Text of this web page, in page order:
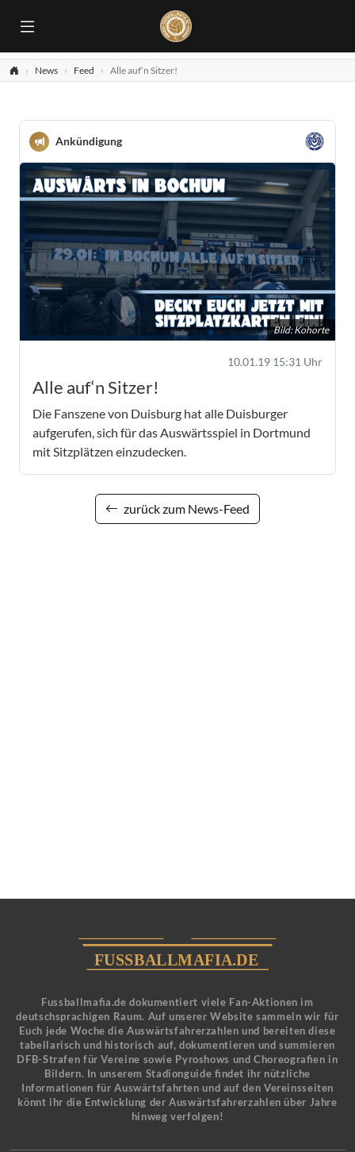
News Feed Alle auf‘n Sitzer!
Ankündigung
Bild: Kohorte
10.01.19 15:31 Uhr
Alle auf‘n Sitzer!
Die Fanszene von Duisburg hat alle Duisburger
aufgerufen, sich für das Auswärtsspiel in Dortmund
mit Sitzplätzen einzudecken.
zurück zum News-Feed
Fussballmafia.de dokumentiert viele Fan-Aktionen im
deutschsprachigen Raum. Auf unserer Website sammeln wir für
Euch jede Woche die Auswärtsfahrerzahlen und bereiten diese
tabellarisch und historisch auf, dokumentieren und summieren
DFB-Strafen für Vereine sowie Pyroshows und Choreografien in
Bildern. In unserem Stadionguide findet ihr nützliche
Informationen für Auswärtsfahrten und auf den Vereinsseiten
könnt ihr die Entwicklung der Auswärtsfahrerzahlen über Jahre
hinweg verfolgen!